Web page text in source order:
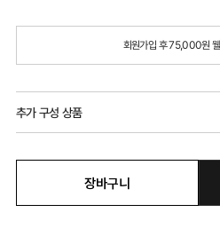
회원가입 후 75,000원
추가 구성 상품
장바구니